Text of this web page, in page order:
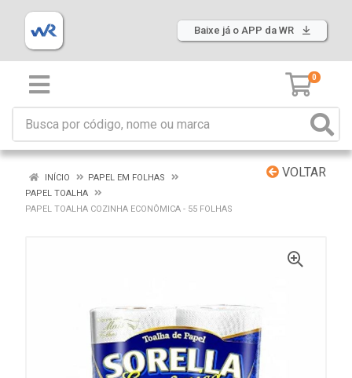
Baixe já o APP da WR
0
VOLTAR
INÍCIO
PAPEL EM FOLHAS
PAPEL TOALHA
PAPEL TOALHA COZINHA ECONÔMICA - 55 FOLHAS